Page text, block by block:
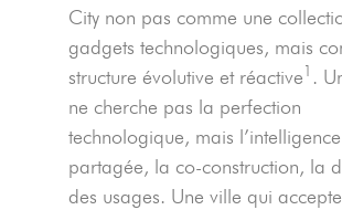
City non pas comme une
gadgets technologiques, mais
structure évolutive et réactive1 .
ne cherche pas la perfection
technologique, mais l’intelligence
partagée, la co-construction, la
des usages. Une ville qui